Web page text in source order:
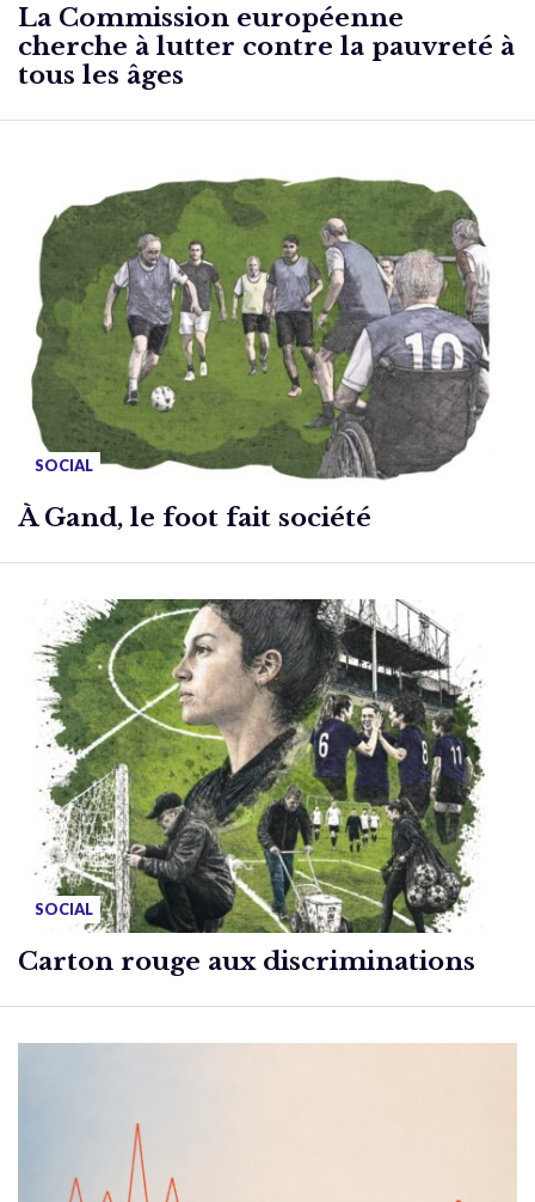
La Commission européenne
cherche à lutter contre la pauvreté à
tous les âges
SOCIAL
À Gand, le foot fait société
SOCIAL
Carton rouge aux discriminations